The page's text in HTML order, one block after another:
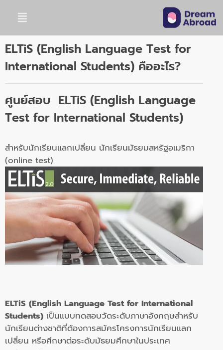
ELTiS (English Language Test for
International Students) คืออะไร?
ศูนย์สอบ ELTiS (English Language
Test for International Students)
สำหรับนักเรียนแลกเปลี่ยน นักเรียนมัธยมสหรัฐอเมริกา
(online test)
ELTiS (English Language Test for International
Students) เป็นแบบทดสอบวัดระดับภาษาอังกฤษสำหรับ
นักเรียนต่างชาติที่ต้องการสมัครโครงการนักเรียนแลก
เปลี่ยน หรือศึกษาต่อระดับมัธยมศึกษาในประเทศ